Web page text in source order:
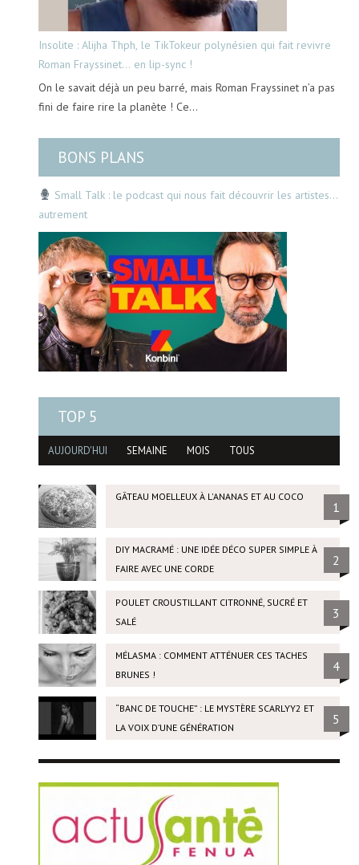
Insolite : Alijha Thph, le TikTokeur polynésien qui fait revivre
Roman Frayssinet… en lip-sync !
On le savait déjà un peu barré, mais Roman Frayssinet n’a pas
fini de faire rire la planète ! Ce…
BONS PLANS
Small Talk : le podcast qui nous fait découvrir les artistes…
autrement
TOP 5
AUJOURD'HUI SEMAINE MOIS TOUS
GÂTEAU MOELLEUX À L'ANANAS ET AU COCO
1
DIY MACRAMÉ : UNE IDÉE DÉCO SUPER SIMPLE À
FAIRE AVEC UNE CORDE
2
POULET CROUSTILLANT CITRONNÉ, SUCRÉ ET
SALÉ
3
MÉLASMA : COMMENT ATTÉNUER CES TACHES
BRUNES !
4
“BANC DE TOUCHE” : LE MYSTÈRE SCARLYY2 ET
LA VOIX D’UNE GÉNÉRATION
5